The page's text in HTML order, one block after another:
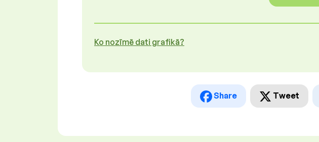
Ko nozīmē dati grafikā?
Share Tweet